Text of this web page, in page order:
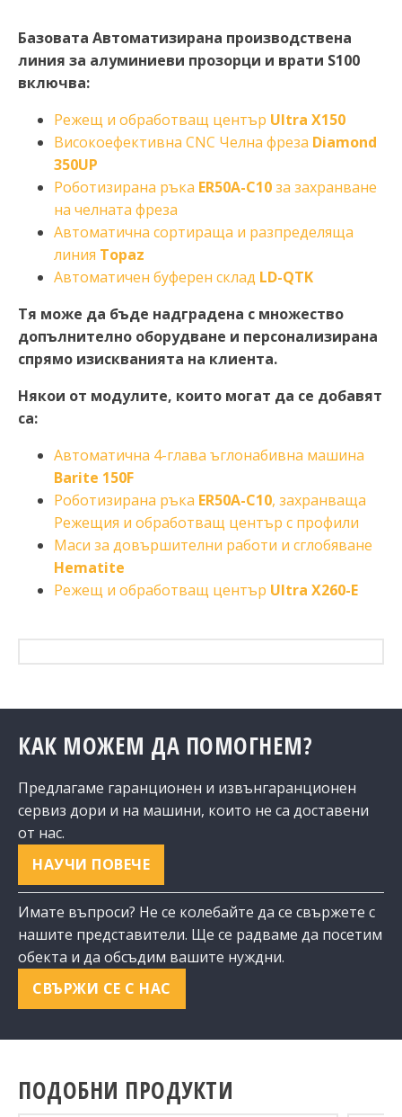
Базовата Автоматизирана производствена
линия за алуминиеви прозорци и врати S100
включва:
Режещ и обработващ център Ultra X150
Високоефективна CNC Челна фреза Diamond
350UP
Роботизирана ръка ER50A-C10за захранване
на челната фреза
Автоматична сортираща и разпределяща
линия Topaz
Автоматичен буферен склад LD-QTK
Тя може да бъде надградена с множество
допълнително оборудване и персонализирана
спрямо изискванията на клиента.
Някои от модулите, които могат да се добавят
са:
Автоматична 4-глава ъглонабивна машина
Barite 150F
Роботизирана ръка ER50A-C10, захранваща
Режещия и обработващ център с профили
Маси за довършителни работи и сглобяване
Hematite
Режещ и обработващ център Ultra X260-E
КАК МОЖЕМ ДА ПОМОГНЕМ?
Предлагаме гаранционен и извънгаранционен
сервиз дори и на машини, които не са доставени
от нас.
НАУЧИ ПОВЕЧЕ
Имате въпроси? Не се колебайте да се свържете с
нашите представители. Ще се радваме да посетим
обекта и да обсъдим вашите нуждни.
СВЪРЖИ СЕ С НАС
ПОДОБНИ ПРОДУКТИ